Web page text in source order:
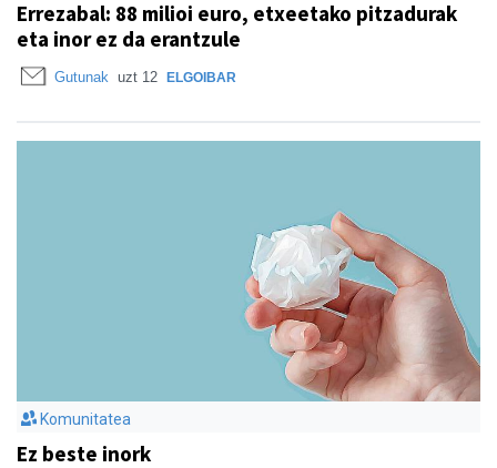
Errezabal: 88 milioi euro, etxeetako pitzadurak
eta inor ez da erantzule
Gutunak uzt 12 ELGOIBAR
Komunitatea
Ez beste inork